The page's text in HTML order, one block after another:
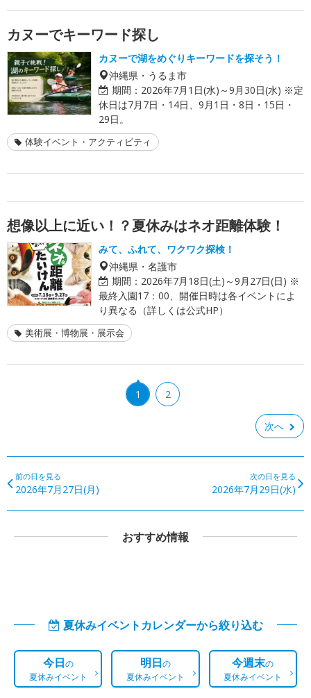
カヌーでキーワード探し
カヌーで湖をめぐりキーワードを探そう！
沖縄県・うるま市
期間： 2026年7月1日(水)～9月30日(水) ※定
休日は7月7日・14日、9月1日・8日・15日・
29日。
体験イベント・アクティビティ
想像以上に近い！？夏休みはネオ距離体験！
みて、ふれて、ワクワク探検！
沖縄県・名護市
期間： 2026年7月18日(土)～9月27日(日) ※
最終入園17：00、開催日時は各イベントによ
り異なる（詳しくは公式HP）
美術展・博物展・展示会
1 2
次へ
前の日を見る
2026年7月27日(月)
次の日を見る
2026年7月29日(水)
おすすめ情報
夏休みイベントカレンダーから絞り込む
今日の
夏休みイベント
明日の
夏休みイベント
今週末の
夏休みイベント